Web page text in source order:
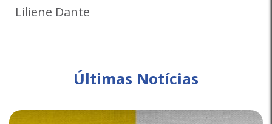
Liliene Dante
Últimas Notícias